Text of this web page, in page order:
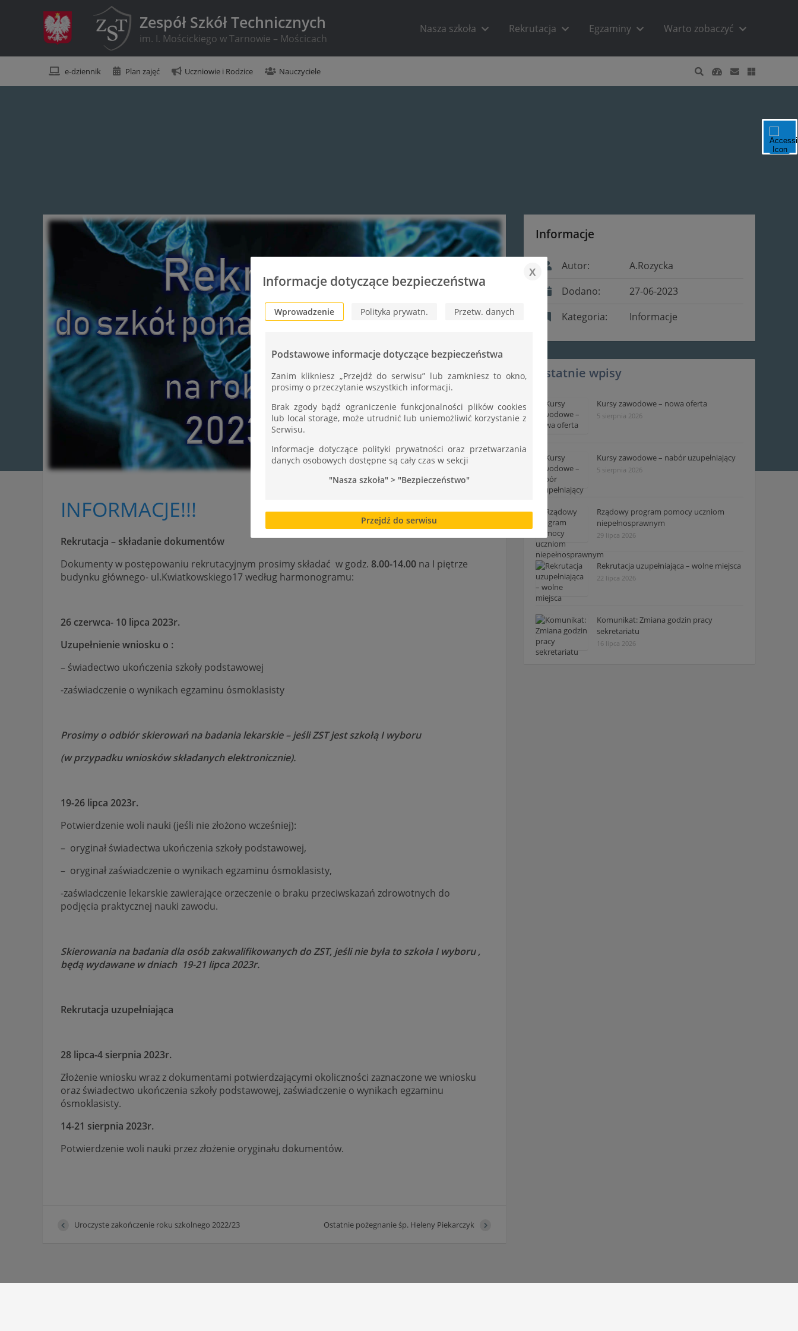
Zespół Szkół Technicznych
im. I. Mościckiego w Tarnowie – Mościcach
Nasza szkoła Rekrutacja Egzaminy Warto zobaczyć
e-dziennik Plan zajęć Uczniowie i Rodzice Nauczyciele
INFORMACJE!!!
Rekrutacja – składanie dokumentów
Dokumenty w postępowaniu rekrutacyjnym prosimy składać w godz. 8.00-14.00 na I piętrze
budynku głównego- ul.Kwiatkowskiego17 według harmonogramu:
26 czerwca- 10 lipca 2023r.
Uzupełnienie wniosku o :
– świadectwo ukończenia szkoły podstawowej
-zaświadczenie o wynikach egzaminu ósmoklasisty
Prosimy o odbiór skierowań na badania lekarskie – jeśli ZST jest szkołą I wyboru
(w przypadku wniosków składanych elektronicznie).
19-26 lipca 2023r.
Potwierdzenie woli nauki (jeśli nie złożono wcześniej):
– oryginał świadectwa ukończenia szkoły podstawowej,
– oryginał zaświadczenie o wynikach egzaminu ósmoklasisty,
-zaświadczenie lekarskie zawierające orzeczenie o braku przeciwskazań zdrowotnych do
podjęcia praktycznej nauki zawodu.
Skierowania na badania dla osób zakwalifikowanych do ZST, jeśli nie była to szkoła I wyboru ,
będą wydawane w dniach 19-21 lipca 2023r.
Rekrutacja uzupełniająca
28 lipca-4 sierpnia 2023r.
Złożenie wniosku wraz z dokumentami potwierdzającymi okoliczności zaznaczone we wniosku
oraz świadectwo ukończenia szkoły podstawowej, zaświadczenie o wynikach egzaminu
ósmoklasisty.
14-21 sierpnia 2023r.
Potwierdzenie woli nauki przez złożenie oryginału dokumentów.
Uroczyste zakończenie roku szkolnego 2022/23 Ostatnie pożegnanie śp. Heleny Piekarczyk
Informacje
Autor:
A.Rozycka
Dodano:
27-06-2023
Kategoria:
Informacje
Ostatnie wpisy
Kursy zawodowe – nowa oferta
5 sierpnia 2026
Kursy zawodowe – nabór uzupełniający
5 sierpnia 2026
Rządowy program pomocy uczniom
niepełnosprawnym
29 lipca 2026
Rekrutacja uzupełniająca – wolne miejsca
22 lipca 2026
Komunikat: Zmiana godzin pracy
sekretariatu
16 lipca 2026
Informacje dotyczące bezpieczeństwa
x
Wprowadzenie Polityka prywatn. Przetw. danych
Podstawowe informacje dotyczące bezpieczeństwa
Zanim klikniesz „Przejdź do serwisu” lub zamkniesz to okno,
prosimy o przeczytanie wszystkich informacji.
Brak zgody bądź ograniczenie funkcjonalności plików cookies
lub local storage, może utrudnić lub uniemożliwić korzystanie z
Serwisu.
Informacje dotyczące polityki prywatności oraz przetwarzania
danych osobowych dostępne są cały czas w sekcji
"Nasza szkoła" > "Bezpieczeństwo"
Przejdź do serwisu